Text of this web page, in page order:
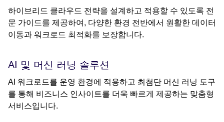
하이브리드 클라우드 전략을 설계하고 적용할 수 있도록 전
문 가이드를 제공하여, 다양한 환경 전반에서 원활한 데이터
이동과 워크로드 최적화를 보장합니다.
AI 및 머신 러닝 솔루션
AI 워크로드를 운영 환경에 적용하고 최첨단 머신 러닝 도구
를 통해 비즈니스 인사이트를 더욱 빠르게 제공하는 맞춤형
서비스입니다.